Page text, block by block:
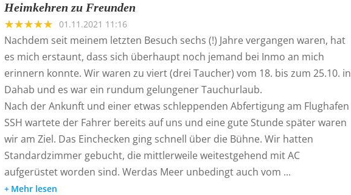
Heimkehren zu Freunden
01.11.2021 11:16
Nachdem seit meinem letzten Besuch sechs (!) Jahre vergangen waren, hat
es mich erstaunt, dass sich überhaupt noch jemand bei Inmo an mich
erinnern konnte. Wir waren zu viert (drei Taucher) vom 18. bis zum 25.10. in
Dahab und es war ein rundum gelungener Tauchurlaub.
Nach der Ankunft und einer etwas schleppenden Abfertigung am Flughafen
SSH wartete der Fahrer bereits auf uns und eine gute Stunde später waren
wir am Ziel. Das Einchecken ging schnell über die Bühne. Wir hatten
Standardzimmer gebucht, die mittlerweile weitestgehend mit AC
aufgerüstet worden sind. Werdas Meer unbedingt auch vom ...
Mehr lesen